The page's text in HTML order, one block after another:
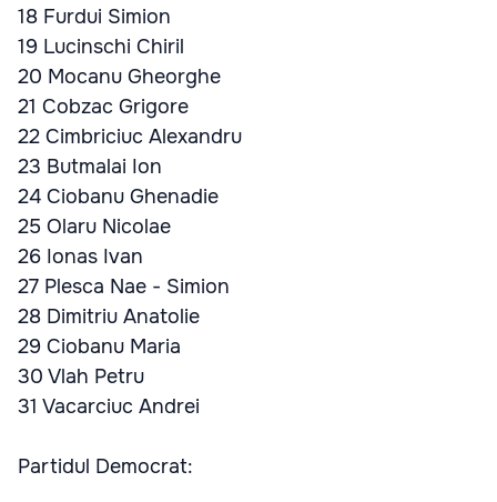
18 Furdui Simion
19 Lucinschi Chiril
20 Mocanu Gheorghe
21 Cobzac Grigore
22 Cimbriciuc Alexandru
23 Butmalai Ion
24 Ciobanu Ghenadie
25 Olaru Nicolae
26 Ionas Ivan
27 Plesca Nae - Simion
28 Dimitriu Anatolie
29 Ciobanu Maria
30 Vlah Petru
31 Vacarciuc Andrei
Partidul Democrat: